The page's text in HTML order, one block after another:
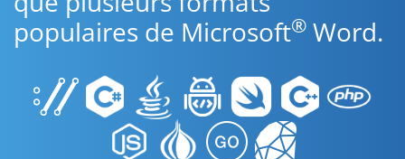
populaires de Microsoft® Word.